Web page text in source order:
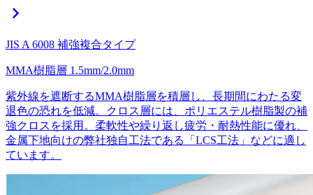
chevron_right
JIS A 6008 補強複合タイプ
MMA樹脂層 1.5mm/2.0mm
紫外線を遮断するMMA樹脂層を積層し、長期間にわたる変
退色の恐れを低減。クロス層には、ポリエステル樹脂製の補
強クロスを採用。柔軟性や繰り返し疲労・耐熱性能に優れ、
金属下地向けの弊社独自工法である「LCS工法」などに適し
ています。